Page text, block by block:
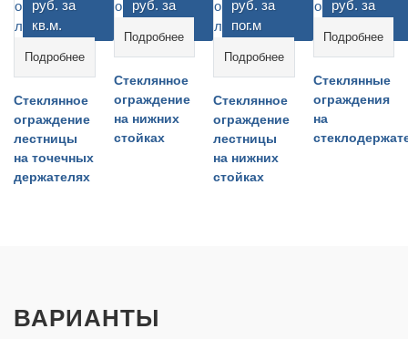
руб. за
кв.м.
Подробнее
Стеклянное
ограждение
лестницы
на точечных
держателях
руб. за
Подробнее
Стеклянное
ограждение
на нижних
стойках
руб. за
пог.м
Подробнее
Стеклянное
ограждение
лестницы
на нижних
стойках
руб. за
Подробнее
Стеклянные
ограждения
на
ВАРИАНТЫ